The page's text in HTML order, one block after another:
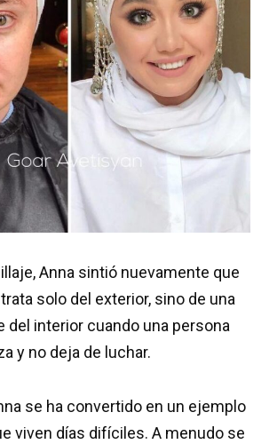
Anna sintió nuevamente que
solo del exterior, sino de una
del interior cuando una persona
y no deja de luchar.
se ha convertido en un ejemplo
viven días difíciles. A menudo se